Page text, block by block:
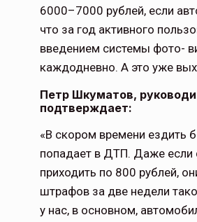
6000–7000 рублей, если
что за год активного
введением системы фото-
каждодневно. А это уже
Петр Шкуматов,
подтверждает:
«В скором времени ездить
попадает в ДТП. Даже если
приходить по 800 рублей,
штрафов за две недели
у нас, в основном,